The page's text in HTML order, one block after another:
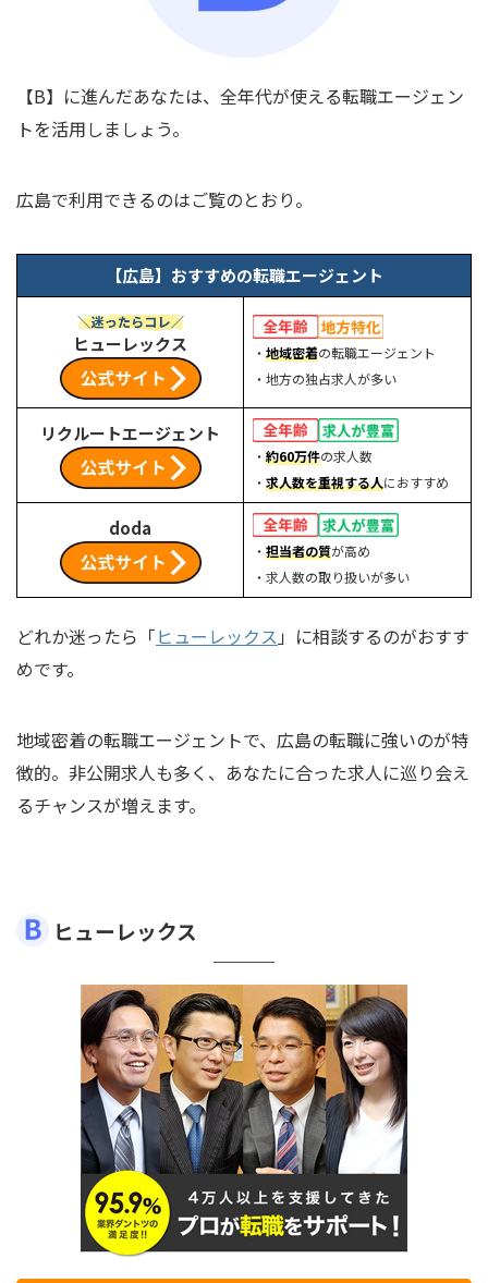
【B】に進んだあなたは、全年代が使える転職エージェン
トを活用しましょう。
広島で利用できるのはご覧のとおり。
【広島】おすすめの転職エージェント
ヒューレックス ・ 地域密着の転職エージェント
・地方の独占求人が多い
リクルートエージェント
・ 約60万件の求人数
・ 求人数を重視する人におすすめ
doda
・ 担当者の質が高め
・求人数の取り扱いが多い
どれか迷ったら「ヒューレックス 」に相談するのがおすす
めです。
地域密着の転職エージェントで、広島の転職に強いのが特
徴的。非公開求人も多く、あなたに合った求人に巡り会え
るチャンスが増えます。
ヒューレックス